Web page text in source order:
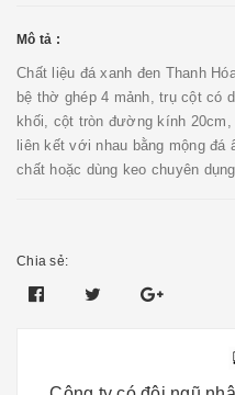
Mô tả :
Chất liệu đá xanh đen Thanh
bệ thờ ghép 4 mảnh, trụ cột có
khối, cột tròn đường kính
liên kết với nhau bằng mộng
chất hoặc dùng keo chuyên
Chia sẻ: